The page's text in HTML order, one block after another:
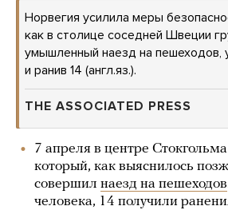
Норвегия усилила меры
как в столице соседней Швеции
умышленный наезд на пешеходов,
и ранив 14 (англ.яз.).
THE ASSOCIATED PRESS
7 апреля в центре Стокгольма
который, как выяснилось
совершил наезд на пешеходов
человека, 14 получили